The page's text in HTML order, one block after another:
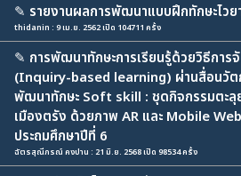
✎ รายงานผลการพัฒนาแบบฝึกทักษะไว
thidanin : 9 เม.ย. 2562 เปิด 104711 ครั้ง
✎ การพัฒนาทักษะการเรียนรู้ด้วยวิธีการ
(Inquiry-based learning) ผ่านสื่อนวัต
พัฒนาทักษะ Soft skill : ชุดกิจกรรมตะลุ
เมืองตรัง ด้วยภาพ AR และ Mobile
ประถมศึกษาปีที่ 6
ฉัตรสุณีภรณ์ คงปาน : 21 มิ.ย. 2568 เปิด 98534 ครั้ง